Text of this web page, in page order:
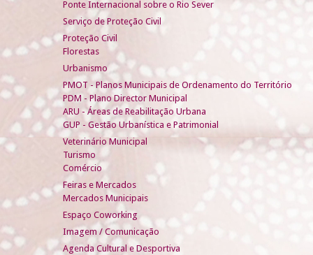
Ponte Internacional sobre o Rio Sever
Serviço de Proteção Civil
Proteção Civil
Florestas
Urbanismo
PMOT - Planos Municipais de Ordenamento do Território
PDM - Plano Director Municipal
ARU - Áreas de Reabilitação Urbana
GUP - Gestão Urbanística e Patrimonial
Veterinário Municipal
Turismo
Comércio
Feiras e Mercados
Mercados Municipais
Espaço Coworking
Imagem / Comunicação
Agenda Cultural e Desportiva